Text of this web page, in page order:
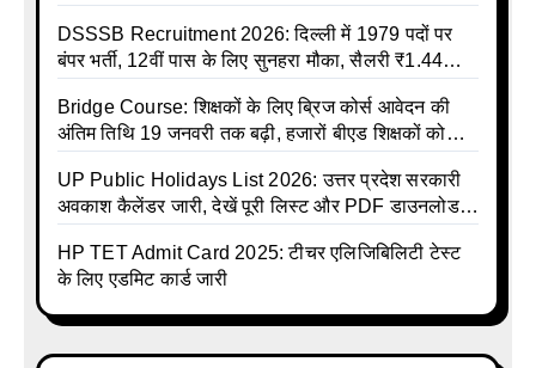
DSSSB Recruitment 2026: दिल्ली में 1979 पदों पर
बंपर भर्ती, 12वीं पास के लिए सुनहरा मौका, सैलरी ₹1.44
Bridge Course: शिक्षकों के लिए ब्रिज कोर्स आवेदन की
अंतिम तिथि 19 जनवरी तक बढ़ी, हजारों बीएड शिक्षकों को
UP Public Holidays List 2026: उत्तर प्रदेश सरकारी
अवकाश कैलेंडर जारी, देखें पूरी लिस्ट और PDF डाउनलोड
talika | Sarkari Avkash Talika | Up Holidays List |
Holidays Calendar
HP TET Admit Card 2025: टीचर एलिजिबिलिटी टेस्ट
के लिए एडमिट कार्ड जारी